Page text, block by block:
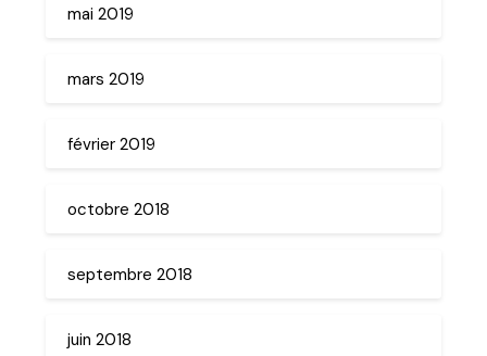
mai 2019
mars 2019
février 2019
octobre 2018
septembre 2018
juin 2018